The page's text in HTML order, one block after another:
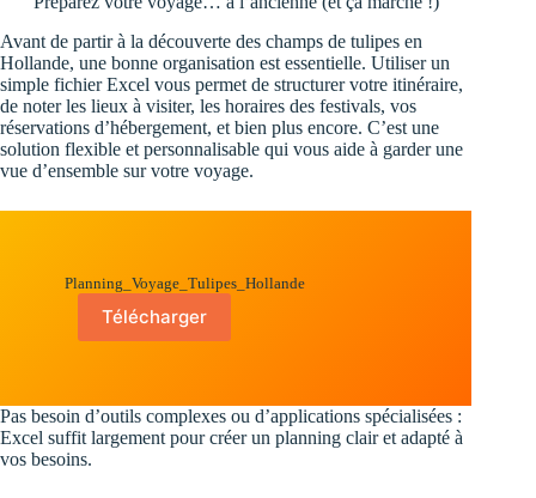
Avant de partir à la découverte des champs de tulipes en
Hollande, une bonne organisation est essentielle. Utiliser un
simple fichier Excel vous permet de structurer votre itinéraire,
de noter les lieux à visiter, les horaires des festivals, vos
réservations d’hébergement, et bien plus encore. C’est une
solution flexible et personnalisable qui vous aide à garder une
vue d’ensemble sur votre voyage.
Planning_Voyage_Tulipes_Hollande
Télécharger
Pas besoin d’outils complexes ou d’applications spécialisées :
Excel suffit largement pour créer un planning clair et adapté à
vos besoins.